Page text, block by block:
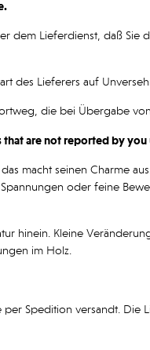
dem Lieferdienst, daß Sie
des Lieferers auf
die bei Übergabe
that are not reported by
macht seinen Charme
oder feine
hinein. Kleine
im Holz.
Spedition versandt.